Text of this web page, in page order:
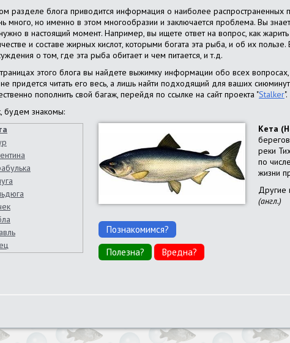
разделе блога приводится информация о наиболее
много, но именно в этом многообразии и заключается проблема. Вы
в настоящий момент. Например, вы ищете ответ на вопрос, как
и составе жирных кислот, которыми богата эта рыба, и об их
о том, где эта рыба обитает и чем питается, и т.д.
этого блога вы найдете выжимку информации обо всех вопросах,
придется читать его весь, а лишь найти подходящий для ваших
пополнить свой багаж, перейдя по ссылке на сайт проекта "Stalker".
будем знакомы:
Познакомимся?
Полезна?
Вредна?
Кета
реки
по
жизни
Другие
(англ.)